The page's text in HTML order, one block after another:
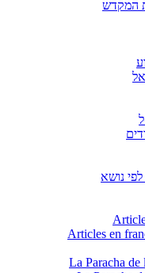
המקדש
נושא
La Paracha de